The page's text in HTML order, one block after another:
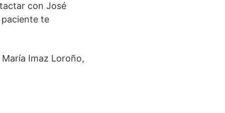
con José
te
Imaz Loroño,